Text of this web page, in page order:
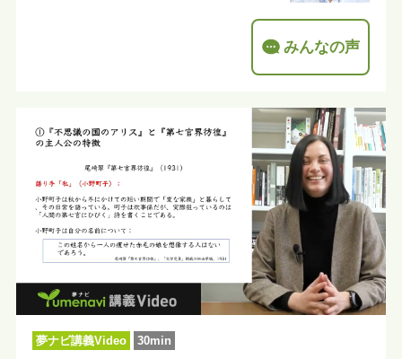
みんなの声
夢ナビ講義Video 30min